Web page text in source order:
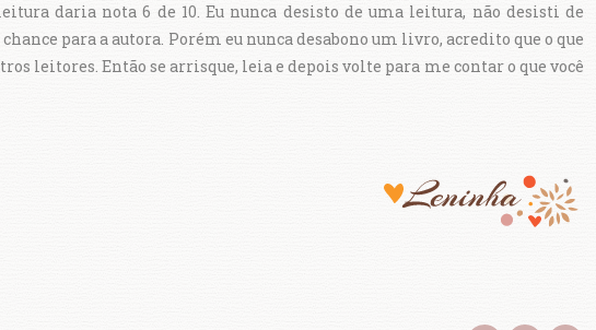
daria nota 6 de 10. Eu nunca desisto de uma leitura, não desisti de
para a autora. Porém eu nunca desabono um livro, acredito que o que
leitores. Então se arrisque, leia e depois volte para me contar o que você